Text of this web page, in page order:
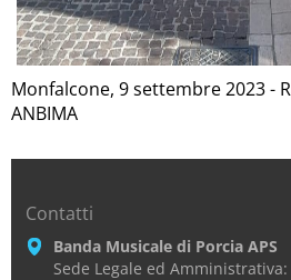
Monfalcone, 9 settembre 2023 -
ANBIMA
Contatti
Banda Musicale di Porcia APS
Sede Legale ed Amministrativa: